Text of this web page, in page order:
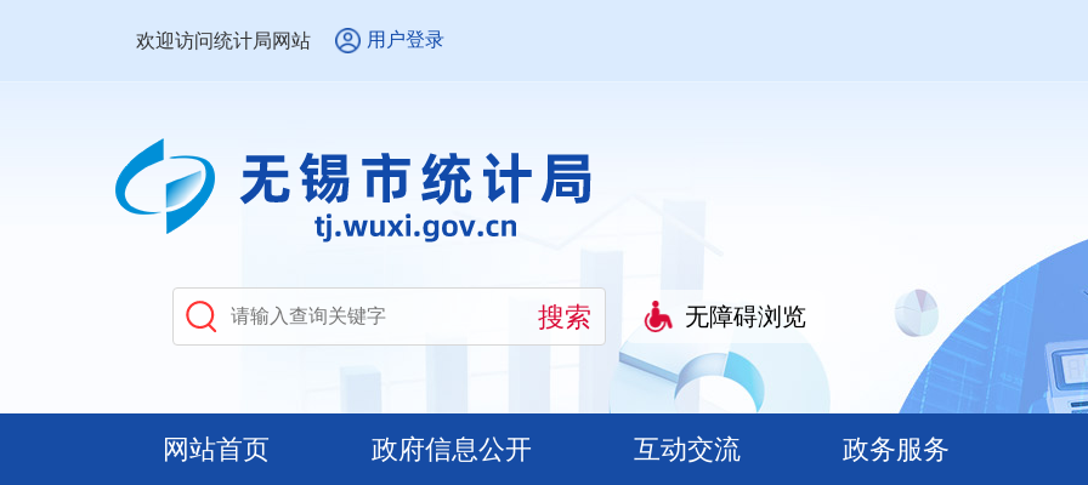
欢迎访问统计局网站 用户登录
无障碍浏览
网站首页 政府信息公开 互动交流 政务服务